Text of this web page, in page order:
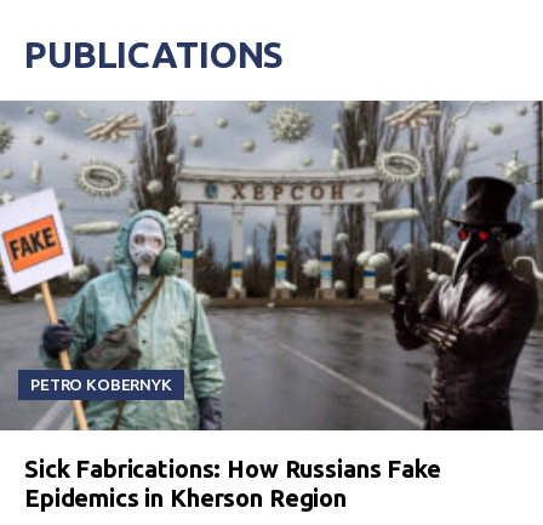
PUBLICATIONS
PETRO KOBERNYK
Sick Fabrications: How Russians Fake
Epidemics in Kherson Region